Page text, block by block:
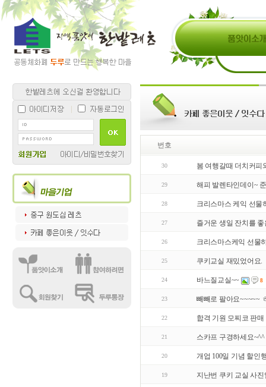
번호
30 봄 여행갈때 더치커피
29 해피 발렌타인데이~
28 크리스마스 케익 선물
27 즐거운 생일 잔치를
26 크리스마스케익 선물
25 쿠키교실 재밌었어요.
24 바느질교실~~ 8
23 빼빼로 팔아요~~~~~
22 합격 기원 모찌코 판매
21 스카프 구경하세요~^^
20 개업 100일 기념 할인
19 지난번 쿠키 교실 사